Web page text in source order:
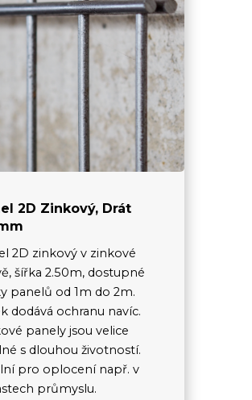
2D Zinkový, Drát
2D zinkový v zinkové
šířka 2.50m, dostupné
panelů od 1m do 2m.
dodává ochranu navíc.
panely jsou velice
s dlouhou životností.
pro oplocení např. v
průmyslu.